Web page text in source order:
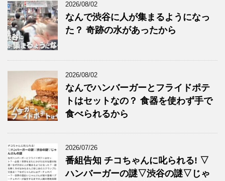
2026/08/02
なんで渋谷に人が集まるようになっ
た？ 奇跡の水があったから
2026/08/02
なんでハンバーガーとフライドポテ
トはセットなの？ 食器を使わず手で
食べられるから
2026/07/26
番組告知 チコちゃんに叱られる! ▽
ハンバーガーの謎▽渋谷の謎▽じゃ